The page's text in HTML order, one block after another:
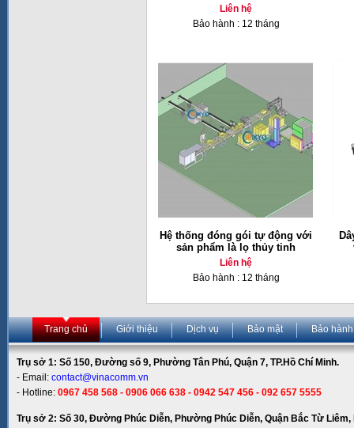
Liên hệ
Bảo hành : 12 tháng
Hệ thống đóng gói tự động với
sản phẩm là lọ thủy tinh
Liên hệ
Bảo hành : 12 tháng
Trang chủ Giới thiệu Dịch vụ Bảo mật Bảo hành
Trụ sở 1: Số 150, Đường số 9, Phường Tân Phú, Quận 7, TP.Hồ Chí Minh.
- Email: contact@vinacomm.vn
- Hotline: 0967 458 568 - 0906 066 638 - 0942 547 456 - 092 657 5555
Trụ sở 2: Số 30, Đường Phúc Diễn, Phường Phúc Diễn, Quận Bắc Từ Liêm,